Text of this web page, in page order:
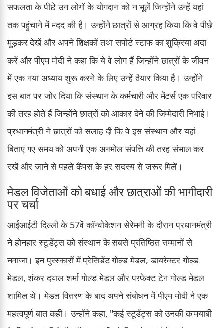
सफलता के पीछे उन लोगों के योगदान को न भूलें जिन्होंने उन्हें यहां
तक पहुंचाने में मदद की है। उन्होंने छात्रों से आग्रह किया कि वे पीछे
मुड़कर देखें और अपने शिक्षकों तथा सपोर्ट स्टाफ का शुक्रिया अदा
करें और पीएम मोदी ने कहा कि ये वे लोग हैं जिन्होंने छात्रों के जीवन
में एक नया अध्याय शुरू करने के लिए उन्हें तैयार किया है। उन्होंने
इस बात पर जोर दिया कि संस्थान के कर्मचारी और मेंटर्स एक परिवार
की तरह होते हैं जिन्होंने छात्रों को आकार देने की जिम्मेदारी निभाई।
प्रधानमंत्री ने छात्रों को सलाह दी कि वे इस संस्थान और यहां
बिताए गए समय को अपनी एक अनमोल संपत्ति की तरह संभाल कर
रखें और जाने से पहले कैंपस के हर सदस्य से जरूर मिलें।
मेडल विजेताओं को बधाई और छात्राओं की भागीदारी
पर चर्चा
आईआईटी दिल्ली के 57वें कॉन्वोकेशन सेरेमनी के दौरान प्रधानमंत्री
ने होनहार स्टूडेंट्स को संस्थान के सबसे प्रतिष्ठित सम्मानों से
नवाजा। इन पुरस्कारों में प्रेसिडेंट गोल्ड मेडल, डायरेक्टर गोल्ड
मेडल, शंकर दयाल शर्मा गोल्ड मेडल और परफेक्ट टेन गोल्ड मेडल
शामिल थे। मेडल वितरण के बाद अपने संबोधन में पीएम मोदी ने एक
महत्वपूर्ण बात कही। उन्होंने कहा, "कई स्टूडेंट्स को उनकी कामयाबी